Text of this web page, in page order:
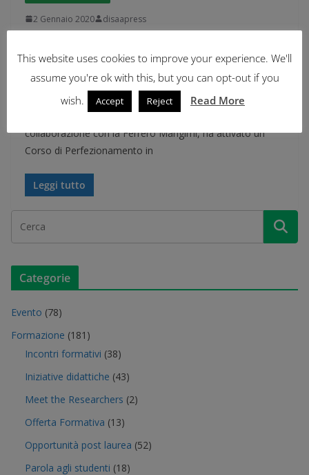
2 Gennaio 2020 disaapress
ALIMENTAZIONE E GESTIONE
DELLE BOVINE DA LATTE
Il Dipartimento di Scienze Agrarie e Ambientali, in
collaborazione con la Ferrero Mangimi, ha attivato un
Corso di Perfezionamento in
Leggi tutto
Categorie
Evento (78)
Formazione (181)
Incontri formativi (38)
Iniziative didattiche (43)
Meet the Researchers (2)
Offerta Formativa (13)
Opportunità post laurea (52)
Parola agli studenti (18)
This website uses cookies to improve your experience. We'll
assume you're ok with this, but you can opt-out if you
wish.
Accept Reject Read More